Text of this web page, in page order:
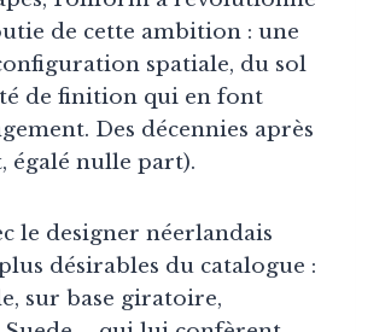
de cette ambition : une
spatiale, du sol
de finition qui en font
Des décennies après
égalé nulle part).
le designer néerlandais
désirables du catalogue :
sur base giratoire,